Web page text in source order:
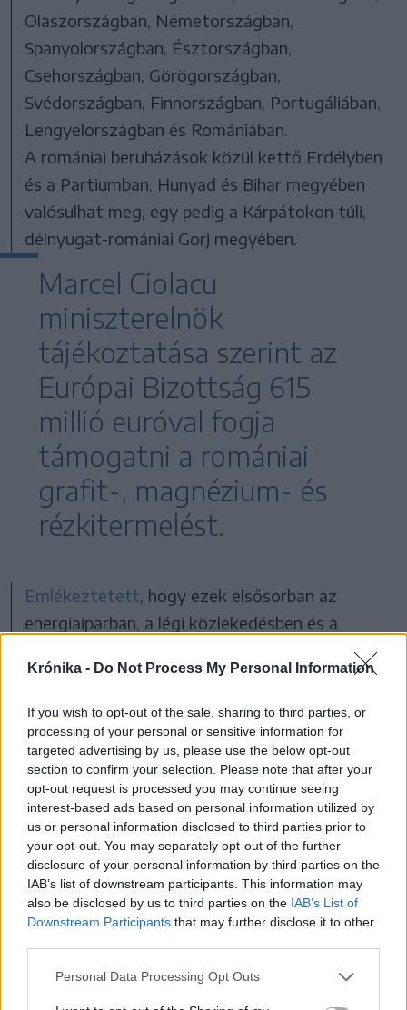
Krónika - Do Not Process My Personal Information
If you wish to opt-out of the sale, sharing to third parties, or
processing of your personal or sensitive information for
targeted advertising by us, please use the below opt-out
section to confirm your selection. Please note that after your
opt-out request is processed you may continue seeing
interest-based ads based on personal information utilized by
us or personal information disclosed to third parties prior to
your opt-out. You may separately opt-out of the further
disclosure of your personal information by third parties on the
IAB’s list of downstream participants. This information may
also be disclosed by us to third parties on the IAB’s List of
Downstream Participants that may further disclose it to other
Personal Data Processing Opt Outs
Olaszországban, Németországban,
Spanyolországban, Észtországban,
Csehországban, Görögországban,
Svédországban, Finnországban, Portugáliában,
Lengyelországban és Romániában.
A romániai beruházások közül kettő Erdélyben
és a Partiumban, Hunyad és Bihar megyében
valósulhat meg, egy pedig a Kárpátokon túli,
délnyugat-romániai Gorj megyében.
Marcel Ciolacu
miniszterelnök
tájékoztatása szerint az
Európai Bizottság 615
millió euróval fogja
támogatni a romániai
grafit-, magnézium- és
rézkitermelést.
Emlékeztetett, hogy ezek elsősorban az
energiaiparban, a légi közlekedésben és a
nyersanyagok, amelyekért „a világ
nagyhatalmai is versengnek”.
Románia összesen hét projektet ajánlott az
Európai Bizottság figyelmébe, amelyekből
három ment át a rostán: közülük kettő
magánvállalkozás, egy pedig állami cég
projektje. Bogdan Ivan gazdasági miniszter
ismertetése szerint utóbbi a Gorj megyei, „100
százalékban román” beruházást megvalósító
Salrom sóipari vállalat, amely 200 millió eurós
EU-támogatással termelhet ki grafitot Baia de